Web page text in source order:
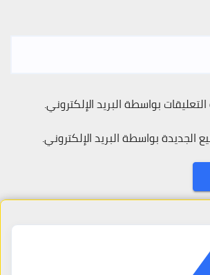
بواسطة البريد الإلكتروني.
الجديدة بواسطة البريد الإلكتروني.